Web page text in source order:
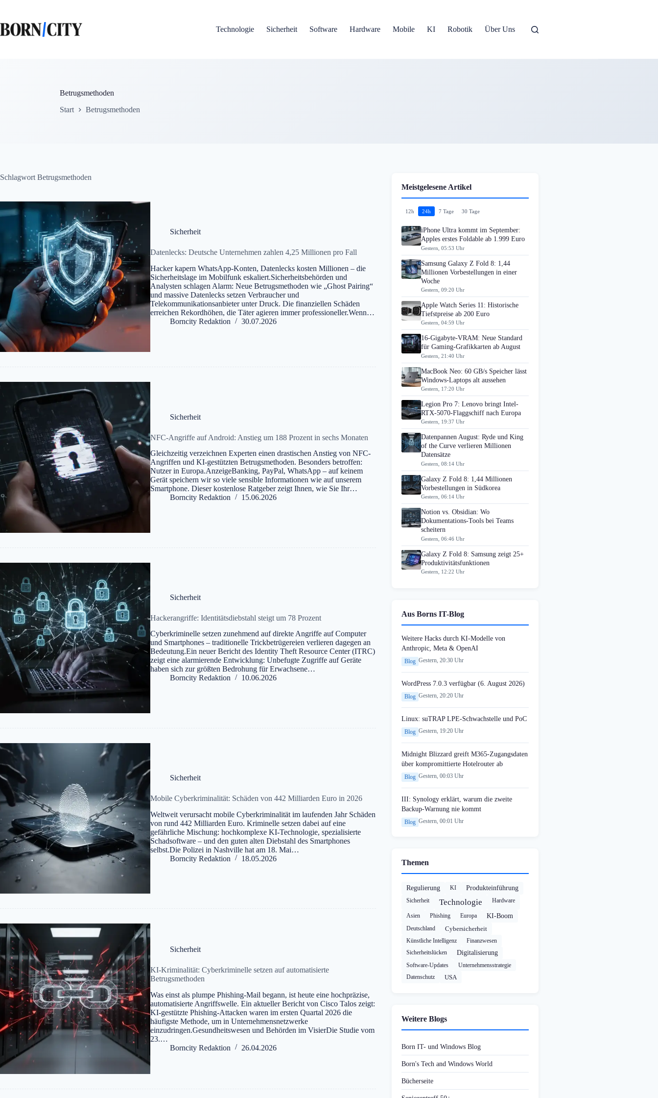
springen
Technologie
Sicherheit Software Hardware Mobile KI Robotik Über Uns
Betrugsmethoden
Start Betrugsmethoden
Schlagwort Betrugsmethoden
Sicherheit
Datenlecks: Deutsche Unternehmen zahlen 4,25 Millionen pro Fall
Hacker kapern WhatsApp-Konten, Datenlecks kosten Millionen – die
Sicherheitslage im Mobilfunk eskaliert.Sicherheitsbehörden und
Analysten schlagen Alarm: Neue Betrugsmethoden wie „Ghost Pairing“
und massive Datenlecks setzen Verbraucher und
Telekommunikationsanbieter unter Druck. Die finanziellen Schäden
erreichen Rekordhöhen, die Täter agieren immer professioneller.Wenn…
Borncity Redaktion
30.07.2026
Sicherheit
NFC-Angriffe auf Android: Anstieg um 188 Prozent in sechs Monaten
Gleichzeitig verzeichnen Experten einen drastischen Anstieg von NFC-
Angriffen und KI-gestützten Betrugsmethoden. Besonders betroffen:
Nutzer in Europa.AnzeigeBanking, PayPal, WhatsApp – auf keinem
Gerät speichern wir so viele sensible Informationen wie auf unserem
Smartphone. Dieser kostenlose Ratgeber zeigt Ihnen, wie Sie Ihr…
Borncity Redaktion
15.06.2026
Sicherheit
Hackerangriffe: Identitätsdiebstahl steigt um 78 Prozent
Cyberkriminelle setzen zunehmend auf direkte Angriffe auf Computer
und Smartphones – traditionelle Trickbetrügereien verlieren dagegen an
Bedeutung.Ein neuer Bericht des Identity Theft Resource Center (ITRC)
zeigt eine alarmierende Entwicklung: Unbefugte Zugriffe auf Geräte
haben sich zur größten Bedrohung für Erwachsene…
Borncity Redaktion
10.06.2026
Sicherheit
Mobile Cyberkriminalität: Schäden von 442 Milliarden Euro in 2026
Weltweit verursacht mobile Cyberkriminalität im laufenden Jahr Schäden
von rund 442 Milliarden Euro. Kriminelle setzen dabei auf eine
gefährliche Mischung: hochkomplexe KI-Technologie, spezialisierte
Schadsoftware – und den guten alten Diebstahl des Smartphones
selbst.Die Polizei in Nashville hat am 18. Mai…
Borncity Redaktion
18.05.2026
Sicherheit
KI-Kriminalität: Cyberkriminelle setzen auf automatisierte
Betrugsmethoden
Was einst als plumpe Phishing-Mail begann, ist heute eine hochpräzise,
automatisierte Angriffswelle. Ein aktueller Bericht von Cisco Talos zeigt:
KI-gestützte Phishing-Attacken waren im ersten Quartal 2026 die
häufigste Methode, um in Unternehmensnetzwerke
einzudringen.Gesundheitswesen und Behörden im VisierDie Studie vom
23.…
Borncity Redaktion
26.04.2026
Meistgelesene Artikel
12h 24h 7 Tage 30 Tage
iPhone Ultra kommt im September:
Apples erstes Foldable ab 1.999 Euro
Gestern, 05:53 Uhr
Samsung Galaxy Z Fold 8: 1,44
Millionen Vorbestellungen in einer
Woche
Gestern, 09:20 Uhr
Apple Watch Series 11: Historische
Tiefstpreise ab 200 Euro
Gestern, 04:59 Uhr
16-Gigabyte-VRAM: Neue Standard
für Gaming-Grafikkarten ab August
Gestern, 21:40 Uhr
MacBook Neo: 60 GB/s Speicher lässt
Windows-Laptops alt aussehen
Gestern, 17:20 Uhr
Legion Pro 7: Lenovo bringt Intel-
RTX-5070-Flaggschiff nach Europa
Gestern, 19:37 Uhr
Datenpannen August: Ryde und King
of the Curve verlieren Millionen
Datensätze
Gestern, 08:14 Uhr
Galaxy Z Fold 8: 1,44 Millionen
Vorbestellungen in Südkorea
Gestern, 06:14 Uhr
Notion vs. Obsidian: Wo
Dokumentations-Tools bei Teams
scheitern
Gestern, 06:46 Uhr
Galaxy Z Fold 8: Samsung zeigt 25+
Produktivitätsfunktionen
Gestern, 12:22 Uhr
Aus Borns IT-Blog
Weitere Hacks durch KI-Modelle von
Anthropic, Meta & OpenAI
Blog Gestern, 20:30 Uhr
WordPress 7.0.3 verfügbar (6. August 2026)
Blog Gestern, 20:20 Uhr
Linux: suTRAP LPE-Schwachstelle und PoC
Blog Gestern, 19:20 Uhr
Midnight Blizzard greift M365-Zugangsdaten
über kompromittierte Hotelrouter ab
Blog Gestern, 00:03 Uhr
III: Synology erklärt, warum die zweite
Backup-Warnung nie kommt
Blog Gestern, 00:01 Uhr
Themen
Regulierung KI Produkteinführung
Sicherheit Technologie Hardware
Asien Phishing Europa KI-Boom
Deutschland Cybersicherheit
Künstliche Intelligenz
Finanzwesen
Sicherheitslücken
Digitalisierung
Software-Updates
Unternehmensstrategie
Datenschutz
USA
Weitere Blogs
Born IT- und Windows Blog
Born's Tech and Windows World
Bücherseite